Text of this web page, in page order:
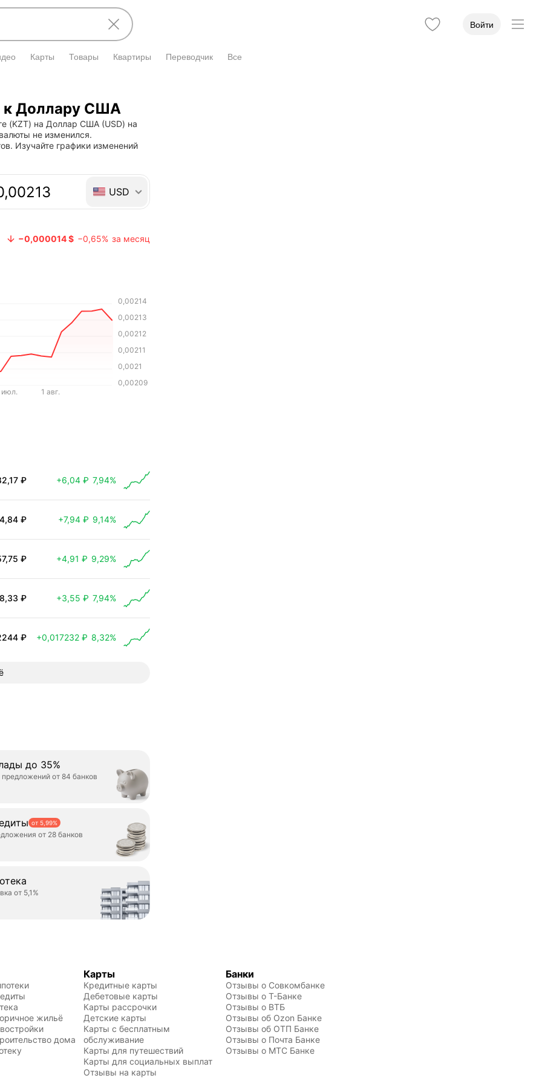
Войти
Карты Товары Квартиры Переводчик Все
к Доллару США
(KZT) на Доллар США (USD) на
не изменился.
Изучайте графики изменений
USD
Курс валюты опустился на −0,000014 $
−0,000014 $ −0,65% за месяц
0,00209
0,0021
0,00211
0,00212
0,00213
0,00214
июл. 1 авг.
₽
выросла на 6,04 ₽
+6,04 ₽ 7,94%
₽
выросла на 7,94 ₽
+7,94 ₽ 9,14%
₽
выросла на 4,91 ₽
+4,91 ₽ 9,29%
₽
выросла на 3,55 ₽
+3,55 ₽ 7,94%
₽
выросла на 0,017232 ₽
+0,017232 ₽ 8,32%
до 35%
от 84 банков
от 5,99%
от 28 банков
от 5,1%
жильё
дома
Карты
Кредитные карты
Дебетовые карты
Карты рассрочки
Детские карты
Карты с бесплатным
обслуживание
Карты для путешествий
Карты для социальных выплат
Отзывы на карты
Банки
Отзывы о Совкомбанке
Отзывы о Т-Банке
Отзывы о ВТБ
Отзывы об Ozon Банке
Отзывы об ОТП Банке
Отзывы о Почта Банке
Отзывы о МТС Банке